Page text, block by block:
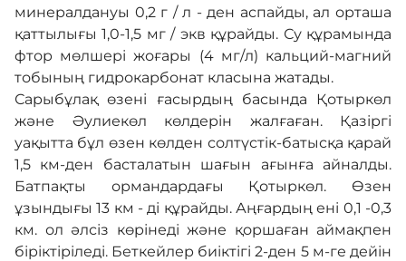
минералдануы 0,2 г / л - ден аспайды, ал орташа
қаттылығы 1,0-1,5 мг / экв құрайды. Су құрамында
фтор мөлшері жоғары (4 мг/л) кальций-магний
тобының гидрокарбонат класына жатады.
Сарыбұлақ өзені ғасырдың басында Қотыркөл
және Әулиекөл көлдерін жалғаған. Қазіргі
уақытта бұл өзен көлден солтүстік-батысқа қарай
1,5 км-ден басталатын шағын ағынға айналды.
Батпақты ормандардағы Қотыркөл. Өзен
ұзындығы 13 км - ді құрайды. Аңғардың ені 0,1 -0,3
км. ол әлсіз көрінеді және қоршаған аймақпен
біріктіріледі. Беткейлер биіктігі 2-ден 5 м-ге дейін